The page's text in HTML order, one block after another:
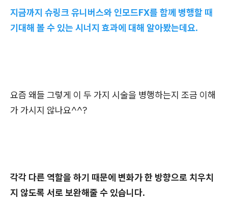
지금까지 슈링크 유니버스와 인모드FX를 함께 병행할 때
기대해 볼 수 있는 시너지 효과에 대해 알아봤는데요.
요즘 왜들 그렇게 이 두 가지 시술을 병행하는지 조금 이해
가 가시지 않나요^^?
각각 다른 역할을 하기 때문에 변화가 한 방향으로 치우치
지 않도록 서로 보완해줄 수 있습니다.